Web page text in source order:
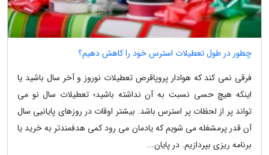
چطور در طول تعطیلات استرس خود را کاهش دهیم؟
فرقی نمی کند که هوادار پروپاقرص تعطیلات نوروز و آخر سال باشید یا
اینکه هیچ حسی نسبت به آن نداشته باشید؛ تعطیلات سال نو می
تواند پر از لحظات پر استرس باشد. بیشتر اوقات در روزهای پایانیی سال
آن قدر پرمشغله می شویم که یادمان می رود کمی هدفمندتر به خرید یا
برنامه ریزی بپردازیم. در پایان...